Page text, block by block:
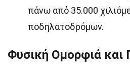
πάνω από 35.000
ποδηλατοδρόμων.
Φυσική Ομορφιά και